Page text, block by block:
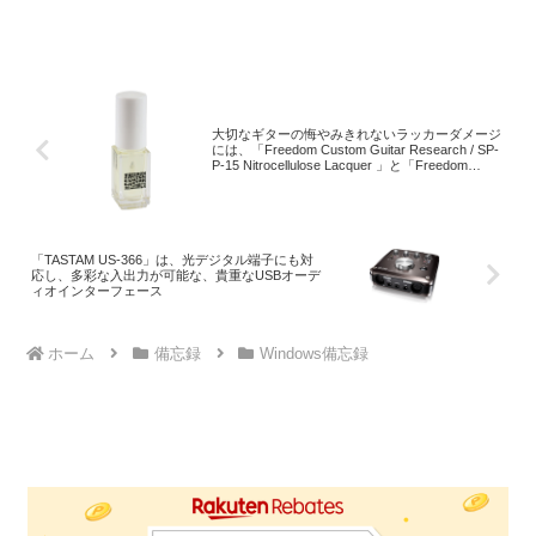
大切なギターの悔やみきれないラッカーダメージ
には、「Freedom Custom Guitar Research / SP-
P-15 Nitrocellulose Lacquer 」と「Freedom
「TASTAM US-366」は、光デジタル端子にも対
応し、多彩な入出力が可能な、貴重なUSBオーデ
ィオインターフェース
ホーム 備忘録 Windows備忘録